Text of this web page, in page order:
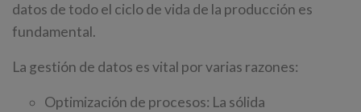
datos de todo el ciclo de vida de la producción es
fundamental.
La gestión de datos es vital por varias razones:
Optimización de procesos: La sólida